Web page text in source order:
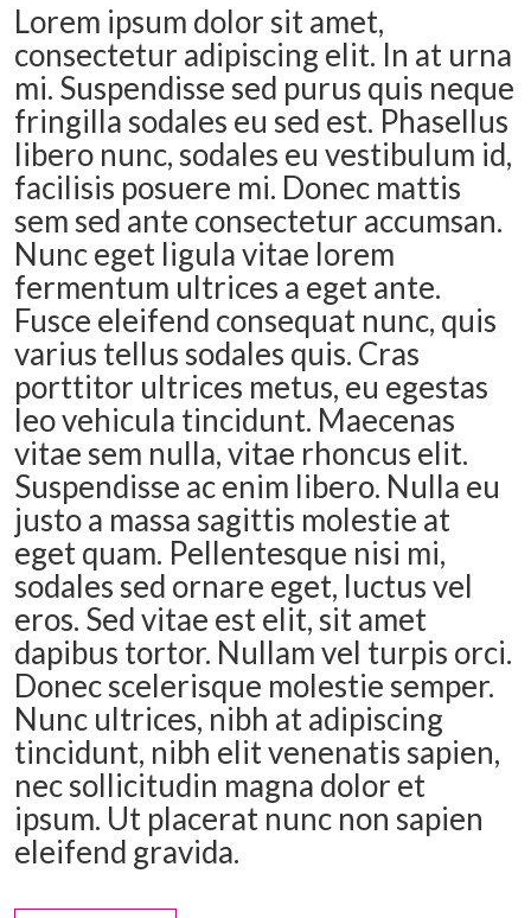
Lorem ipsum dolor sit amet,
consectetur adipiscing elit. In at urna
mi. Suspendisse sed purus quis neque
fringilla sodales eu sed est. Phasellus
libero nunc, sodales eu vestibulum id,
facilisis posuere mi. Donec mattis
sem sed ante consectetur accumsan.
Nunc eget ligula vitae lorem
fermentum ultrices a eget ante.
Fusce eleifend consequat nunc, quis
varius tellus sodales quis. Cras
porttitor ultrices metus, eu egestas
leo vehicula tincidunt. Maecenas
vitae sem nulla, vitae rhoncus elit.
Suspendisse ac enim libero. Nulla eu
justo a massa sagittis molestie at
eget quam. Pellentesque nisi mi,
sodales sed ornare eget, luctus vel
eros. Sed vitae est elit, sit amet
dapibus tortor. Nullam vel turpis orci.
Donec scelerisque molestie semper.
Nunc ultrices, nibh at adipiscing
tincidunt, nibh elit venenatis sapien,
nec sollicitudin magna dolor et
ipsum. Ut placerat nunc non sapien
eleifend gravida.